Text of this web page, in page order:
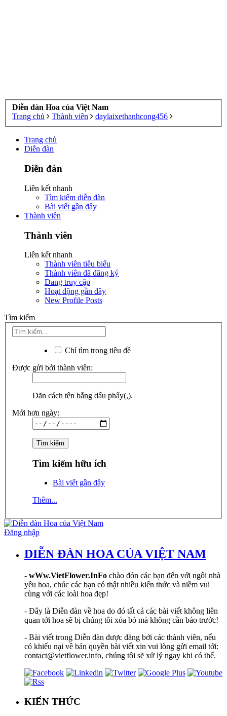
Diễn đàn Hoa của Việt Nam
Trang chủ
Thành viên daylaixethanhcong456
Trang chủ
Diễn đàn
Diễn đàn
Liên kết nhanh
Tìm kiếm diễn đàn
Bài viết gần đây
Thành viên
Thành viên
Liên kết nhanh
Thành viên tiêu biểu
Thành viên đã đăng ký
Đang truy cập
Hoạt động gần đây
New Profile Posts
Tìm kiếm
Chỉ tìm trong tiêu đề
Được gửi bởi thành viên:
Dãn cách tên bằng dấu phẩy(,).
Mới hơn ngày:
Tìm kiếm hữu ích
Bài viết gần đây
Thêm...
Đăng nhập
DIỄN ĐÀN HOA CỦA VIỆT NAM
- wWw.VietFlower.InFo chào đón các bạn đến với ngôi nhà
yêu hoa, chúc các bạn có thật nhiều kiến thức và niềm vui
cùng với các loài hoa đẹp!
- Đây là Diễn đàn về hoa do đó tất cả các bài viết không liên
quan tới hoa sẽ bị chúng tôi xóa bỏ mà không cần báo trước!
- Bài viết trong Diễn đàn được đăng bởi các thành viên, nếu
có khiếu nại về bản quyền bài viết xin vui lòng gửi email tới:
contact@vietflower.info, chúng tôi sẽ xử lý ngay khi có thể.
KIẾN THỨC